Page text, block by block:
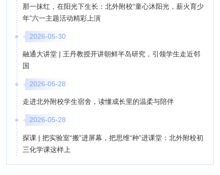
那一抹红，在阳光下生长：北外附校“童心沐阳光，薪火育少
年”六一主题活动精彩上演
2026-05-30
融通大讲堂 | 王丹教授开讲朝鲜半岛研究，引领学生走近邻
国
2026-05-28
走进北外附校学生宿舍，读懂成长里的温柔与陪伴
2026-05-28
探课 | 把实验室“搬”进屏幕，把思维“种”进课堂：北外附校初
三化学课这样上